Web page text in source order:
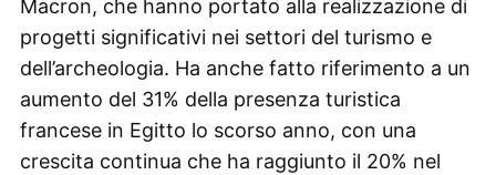
Macron, che hanno portato alla realizzazione di
progetti significativi nei settori del turismo e
dell’archeologia. Ha anche fatto riferimento a un
aumento del 31% della presenza turistica
francese in Egitto lo scorso anno, con una
crescita continua che ha raggiunto il 20% nel